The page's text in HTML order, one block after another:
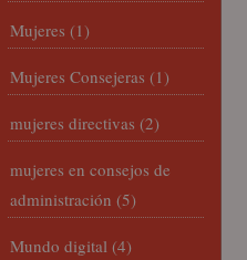
Mujeres (1)
Mujeres Consejeras (1)
mujeres directivas (2)
mujeres en consejos de
administración (5)
Mundo digital (4)